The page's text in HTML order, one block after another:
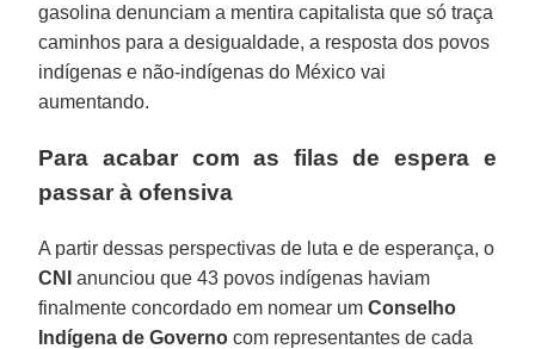
gasolina denunciam a mentira capitalista que só traça
caminhos para a desigualdade, a resposta dos povos
indígenas e não-indígenas do México vai
aumentando.
Para acabar com as filas de espera e
passar à ofensiva
A partir dessas perspectivas de luta e de esperança, o
CNI
anunciou que 43 povos indígenas haviam
finalmente concordado em nomear umConselho
Indígena de Governo com representantes de cada